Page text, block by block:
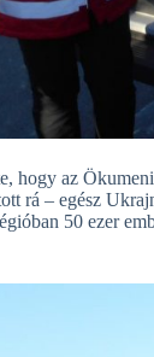
hogy az
rá – egész
50 ezer